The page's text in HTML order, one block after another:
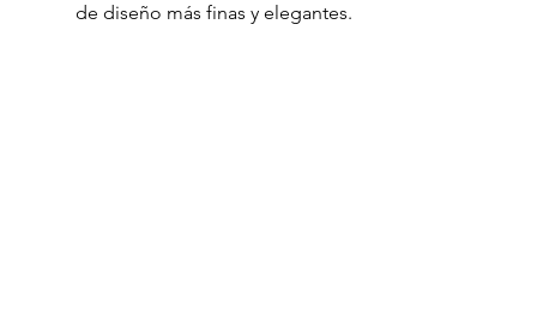
de diseño más finas y elegantes.